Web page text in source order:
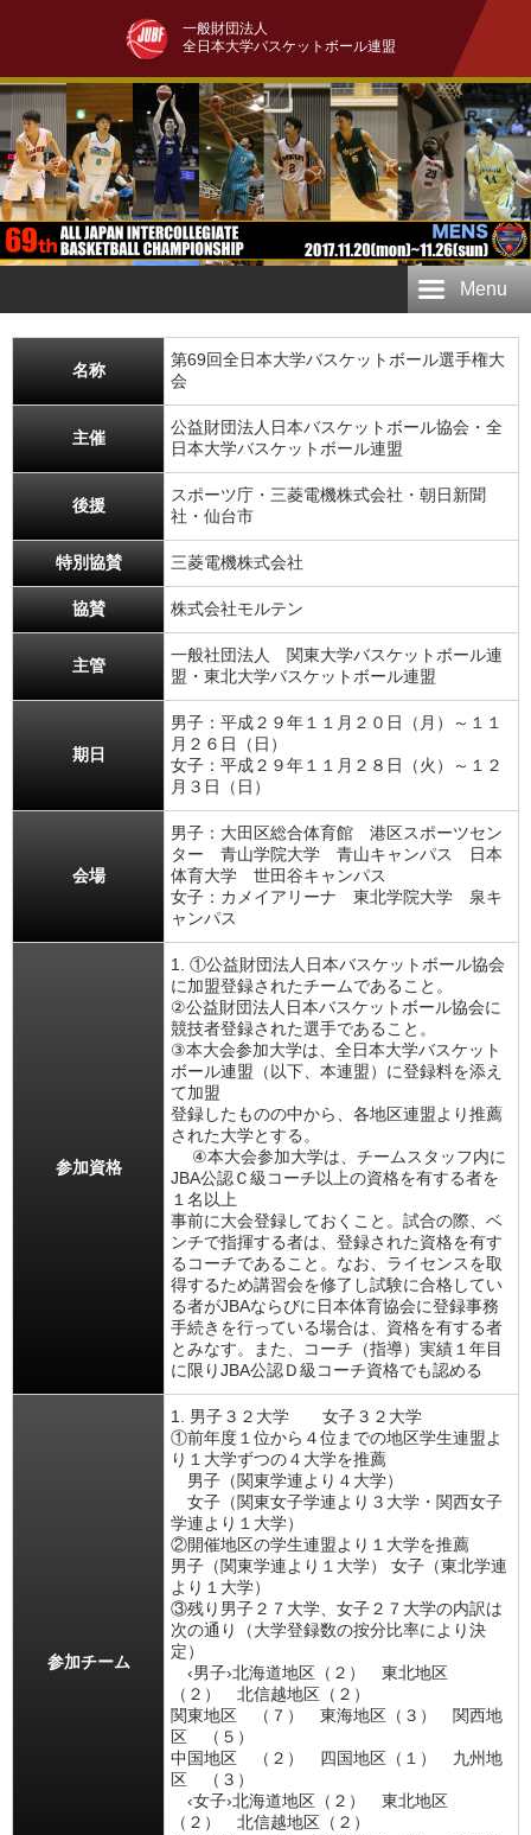
一般財団法人
全日本大学バスケットボール連盟
Menu
名称
第69回全日本大学バスケットボール選手権大
会
主催
公益財団法人日本バスケットボール協会・全
日本大学バスケットボール連盟
後援
スポーツ庁・三菱電機株式会社・朝日新聞
社・仙台市
特別協賛 三菱電機株式会社
協賛 株式会社モルテン
主管
一般社団法人 関東大学バスケットボール連
盟・東北大学バスケットボール連盟
期日
男子：平成２９年１１月２０日（月）～１１
月２６日（日）
女子：平成２９年１１月２８日（火）～１２
月３日（日）
会場
男子：大田区総合体育館 港区スポーツセン
ター 青山学院大学 青山キャンパス 日本
体育大学 世田谷キャンパス
女子：カメイアリーナ 東北学院大学 泉キ
ャンパス
参加資格
1. ①公益財団法人日本バスケットボール協会
に加盟登録されたチームであること。
②公益財団法人日本バスケットボール協会に
競技者登録された選手であること。
③本大会参加大学は、全日本大学バスケット
ボール連盟（以下、本連盟）に登録料を添え
て加盟
登録したものの中から、各地区連盟より推薦
された大学とする。
④本大会参加大学は、チームスタッフ内に
JBA公認Ｃ級コーチ以上の資格を有する者を
１名以上
事前に大会登録しておくこと。試合の際、ベ
ンチで指揮する者は、登録された資格を有す
るコーチであること。なお、ライセンスを取
得するため講習会を修了し試験に合格してい
る者がJBAならびに日本体育協会に登録事務
手続きを行っている場合は、資格を有する者
とみなす。また、コーチ（指導）実績１年目
に限りJBA公認Ｄ級コーチ資格でも認める
参加チーム
1. 男子３２大学 女子３２大学
①前年度１位から４位までの地区学生連盟よ
り１大学ずつの４大学を推薦
男子（関東学連より４大学）
女子（関東女子学連より３大学・関西女子
学連より１大学）
②開催地区の学生連盟より１大学を推薦
男子（関東学連より１大学） 女子（東北学連
より１大学）
③残り男子２７大学、女子２７大学の内訳は
次の通り（大学登録数の按分比率により決
定）
‹男子›北海道地区（２） 東北地区
（２） 北信越地区（２）
関東地区 （７） 東海地区（３） 関西地
区 （５）
中国地区 （２） 四国地区（１） 九州地
区 （３）
‹女子›北海道地区（２） 東北地区
（２） 北信越地区（２）